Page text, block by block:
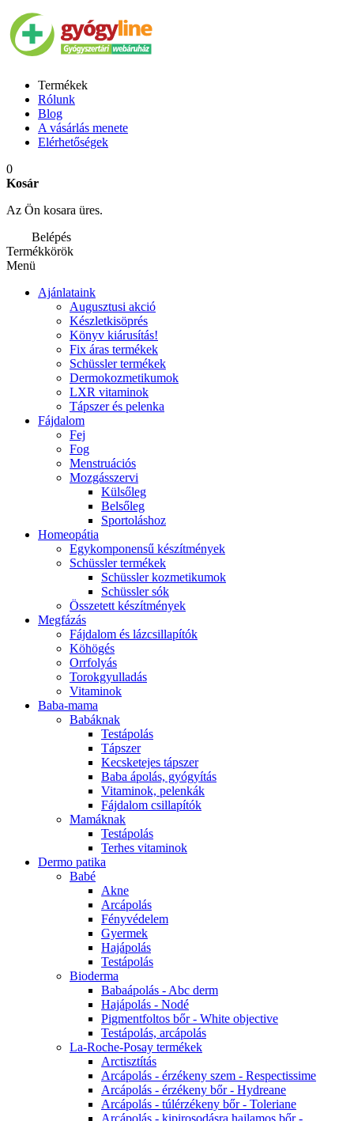
Termékek
Rólunk
Blog
A vásárlás menete
Elérhetőségek
0
Kosár
Az Ön kosara üres.
Belépés
Termékkörök
Menü
Ajánlataink
Augusztusi akció
Készletkisöprés
Könyv kiárusítás!
Fix áras termékek
Schüssler termékek
Dermokozmetikumok
LXR vitaminok
Tápszer és pelenka
Fájdalom
Fej
Fog
Menstruációs
Mozgásszervi
Külsőleg
Belsőleg
Sportoláshoz
Homeopátia
Egykomponensű készítmények
Schüssler termékek
Schüssler kozmetikumok
Schüssler sók
Összetett készítmények
Megfázás
Fájdalom és lázcsillapítók
Köhögés
Orrfolyás
Torokgyulladás
Vitaminok
Baba-mama
Babáknak
Testápolás
Tápszer
Kecsketejes tápszer
Baba ápolás, gyógyítás
Vitaminok, pelenkák
Fájdalom csillapítók
Mamáknak
Testápolás
Terhes vitaminok
Dermo patika
Babé
Akne
Arcápolás
Fényvédelem
Gyermek
Hajápolás
Testápolás
Bioderma
Babaápolás - Abc derm
Hajápolás - Nodé
Pigmentfoltos bőr - White objective
Testápolás, arcápolás
La-Roche-Posay termékek
Arctisztítás
Arcápolás - érzékeny szem - Respectissime
Arcápolás - érzékeny bőr - Hydreane
Arcápolás - túlérzékeny bőr - Toleriane
Arcápolás - kipirosodásra hajlamos bőr -